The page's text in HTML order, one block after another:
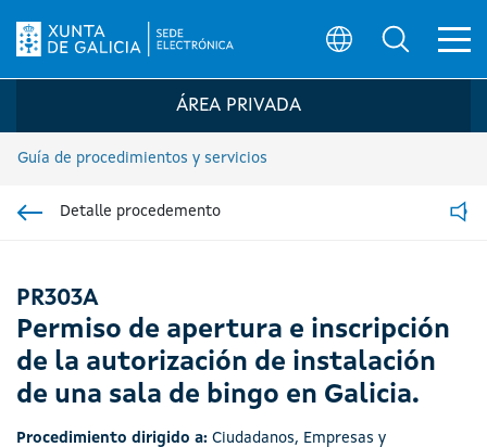
Logo de la Sede electrónica de la
ÁREA PRIVADA
Guía de procedimientos y servicios
Detalle procedemento
PR303A
Permiso de apertura e inscripción
de la autorización de instalación
de una sala de bingo en Galicia.
Procedimiento dirigido a: Ciudadanos, Empresas y